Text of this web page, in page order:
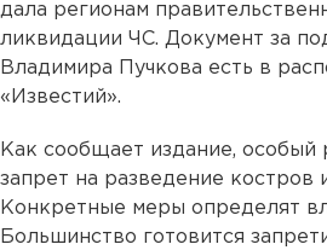
дала регионам
ликвидации ЧС. Документ за
Владимира Пучкова есть в
«Известий».
Как сообщает издание, особый
запрет на разведение костров
Конкретные меры определят
Большинство готовится